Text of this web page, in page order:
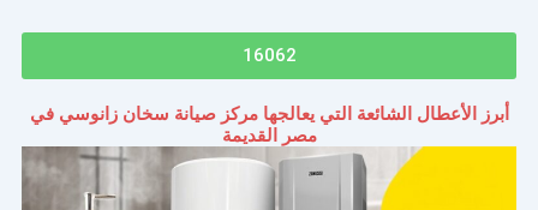
16062
أبرز الأعطال الشائعة التي يعالجها مركز صيانة سخان زانوسي في
مصر القديمة